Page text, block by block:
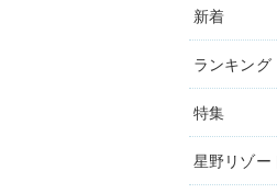
新着
ランキング
特集
星野リゾー